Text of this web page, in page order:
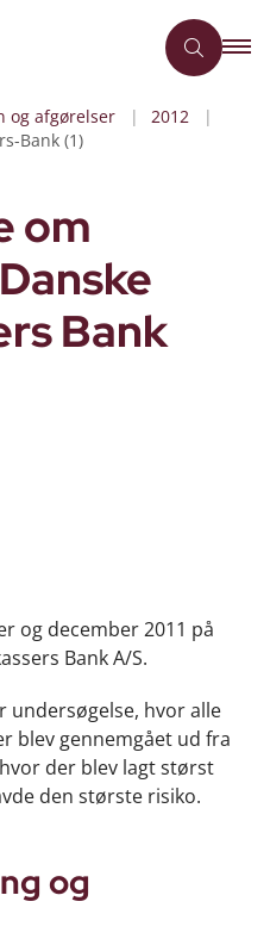
og afgørelser
2012
Bank (1)
om
Bank
og december 2011 på
Bank A/S.
hvor alle
blev gennemgået ud fra
der blev lagt størst
den største risiko.
og